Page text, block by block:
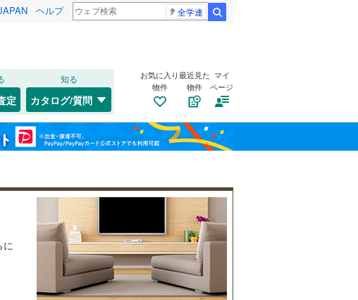
ヘルプ 全学連
定
知る
カタログ/質問
お気に入り
物件
最近見た
物件
マイ
ページ
福島
和歌山
長浜市(30)
守山市(2)
蒲生郡竜王町(3)
犬上郡甲良町(0)
一里山(1)
大江(1)
南郷(2)
野郷原(1)
坂本(2)
) 北陸本線(0
東海道新幹線
近江鉄道八日市線(0)
南道路（9）
古家あり（10）
小学校まで1km以内（5）
す。
含む